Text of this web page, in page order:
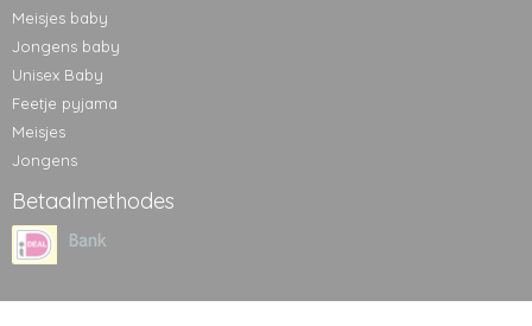
Meisjes baby
Jongens baby
Unisex Baby
Feetje pyjama
Meisjes
Jongens
Betaalmethodes